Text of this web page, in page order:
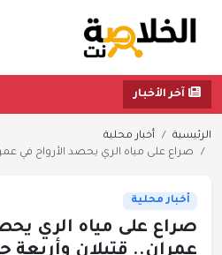
آخر الأخبار
الرئيسية
أخبار محلية
صراع على مياه الري يحصد الأرواح في
أخبار محلية
صراع على مياه الري